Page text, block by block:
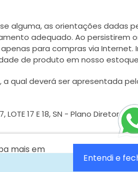
alguma, as orientações dadas
adequado. Ao persistirem
para compras via Internet.
de produto em nosso
deverá ser apresentada pelo
17 E 18, SN - Plano Diretor Sul
mais em
Entendi e